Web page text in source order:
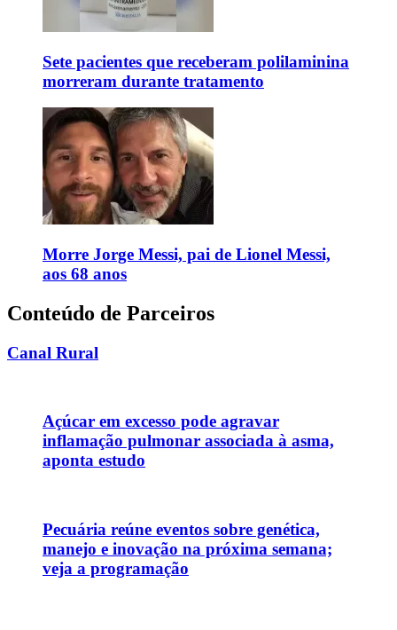
Sete pacientes que receberam polilaminina
morreram durante tratamento
Morre Jorge Messi, pai de Lionel Messi,
aos 68 anos
Conteúdo de Parceiros
Canal Rural
Açúcar em excesso pode agravar
inflamação pulmonar associada à asma,
aponta estudo
Pecuária reúne eventos sobre genética,
manejo e inovação na próxima semana;
veja a programação